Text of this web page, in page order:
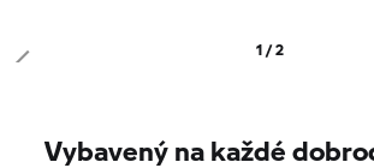
1 / 2
Vybavený na každé